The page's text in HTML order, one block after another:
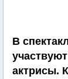
В
актрисы.